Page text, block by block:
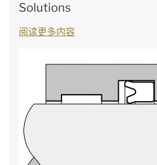
Solutions
阅读更多内容